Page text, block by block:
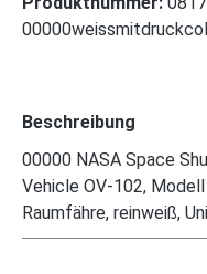
Beschreibung
00000 NASA Space
Vehicle OV-102,
Raumfähre, reinweiß,